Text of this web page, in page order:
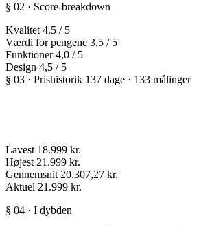
§ 02 · Score-breakdown
Kvalitet 4,5 / 5
Værdi for pengene 3,5 / 5
Funktioner 4,0 / 5
Design 4,5 / 5
§ 03 · Prishistorik 137 dage · 133 målinger
Lavest 18.999 kr.
Højest 21.999 kr.
Gennemsnit 20.307,27 kr.
Aktuel 21.999 kr.
§ 04 · I dybden